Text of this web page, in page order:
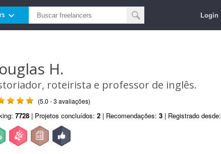
Login
H.
roteirista e professor de inglês.
(5.0 - 3 avaliações)
7728 | Projetos concluídos: 2 | Recomendações: 3 | Registrado desde: